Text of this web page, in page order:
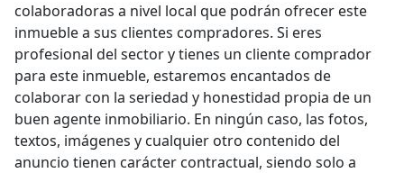
colaboradoras a nivel local que podrán ofrecer este
inmueble a sus clientes compradores. Si eres
profesional del sector y tienes un cliente comprador
para este inmueble, estaremos encantados de
colaborar con la seriedad y honestidad propia de un
buen agente inmobiliario. En ningún caso, las fotos,
textos, imágenes y cualquier otro contenido del
anuncio tienen carácter contractual, siendo solo a